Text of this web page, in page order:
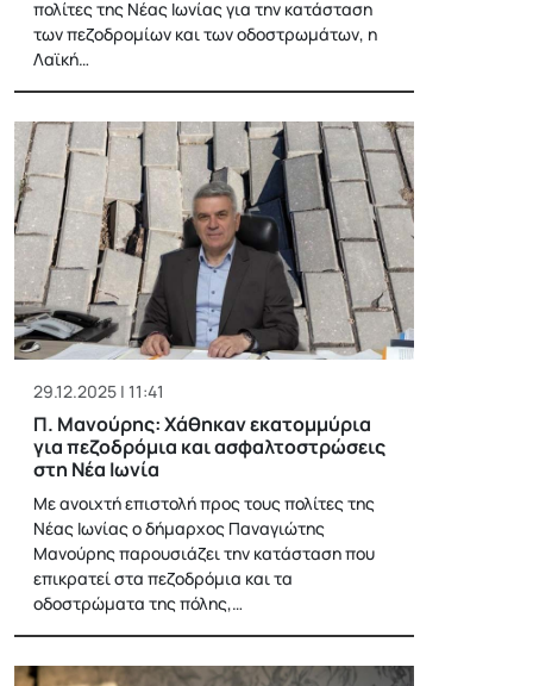
πολίτες της Νέας Ιωνίας για την κατάσταση
των πεζοδρομίων και των οδοστρωμάτων, η
Λαϊκή…
29.12.2025 | 11:41
Π. Μανούρης: Χάθηκαν εκατομμύρια
για πεζοδρόμια και ασφαλτοστρώσεις
στη Νέα Ιωνία
Με ανοιχτή επιστολή προς τους πολίτες της
Νέας Ιωνίας ο δήμαρχος Παναγιώτης
Μανούρης παρουσιάζει την κατάσταση που
επικρατεί στα πεζοδρόμια και τα
οδοστρώματα της πόλης,…